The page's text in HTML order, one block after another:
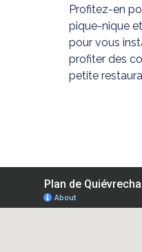
Profitez-en
pique-nique
pour vous
profiter des
petite